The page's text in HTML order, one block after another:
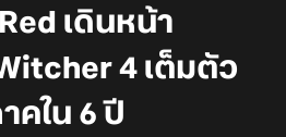
เดินหน้า
4 เต็มตัว
คใน 6 ปี